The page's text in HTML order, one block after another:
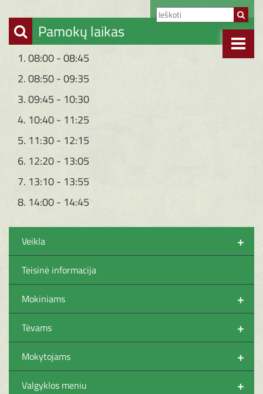
Pamokų laikas
1. 08:00 - 08:45
2. 08:50 - 09:35
3. 09:45 - 10:30
4. 10:40 - 11:25
5. 11:30 - 12:15
6. 12:20 - 13:05
7. 13:10 - 13:55
8. 14:00 - 14:45
+
Veikla
Teisinė informacija
+
Mokiniams
+
Tėvams
+
Mokytojams
+
Valgyklos meniu